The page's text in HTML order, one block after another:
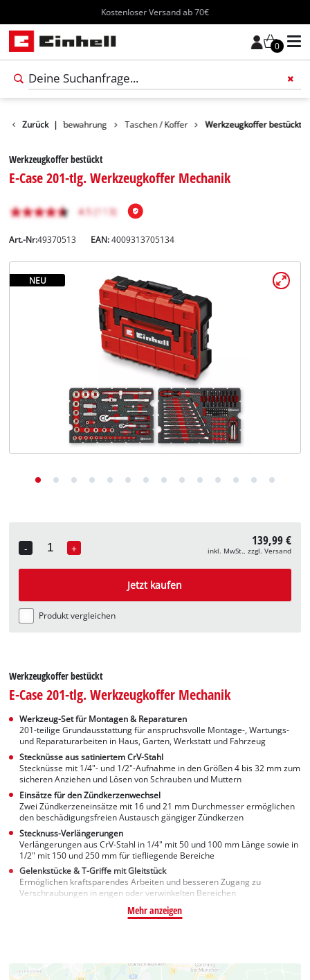
Kostenloser Versand ab 70€
0
Zurück |
Zubehör Aufbewahrung Taschen / Koffer Werkzeugkoffer bestückt
Werkzeugkoffer bestückt
E-Case 201-tlg. Werkzeugkoffer Mechanik
Art.-Nr:49370513 EAN:4009313705134
NEU
-
Quantity
+ 139,99 €
inkl. MwSt., zzgl. Versand
Jetzt kaufen
Produkt vergleichen
Werkzeugkoffer bestückt
E-Case 201-tlg. Werkzeugkoffer Mechanik
Werkzeug-Set für Montagen & Reparaturen
201-teilige Grundausstattung für anspruchsvolle Montage-, Wartungs-
und Reparaturarbeiten in Haus, Garten, Werkstatt und Fahrzeug
Stecknüsse aus satiniertem CrV-Stahl
Stecknüsse mit 1/4"- und 1/2"-Aufnahme in den Größen 4 bis 32 mm zum
sicheren Anziehen und Lösen von Schrauben und Muttern
Einsätze für den Zündkerzenwechsel
Zwei Zündkerzeneinsätze mit 16 und 21 mm Durchmesser ermöglichen
den beschädigungsfreien Austausch gängiger Zündkerzen
Stecknuss-Verlängerungen
Verlängerungen aus CrV-Stahl in 1/4" mit 50 und 100 mm Länge sowie in
1/2" mit 150 und 250 mm für tiefliegende Bereiche
Gelenkstücke & T-Griffe mit Gleitstück
Ermöglichen kraftsparendes Arbeiten und besseren Zugang zu
Verschraubungen in engen oder verwinkelten Bereichen
Mehr anzeigen